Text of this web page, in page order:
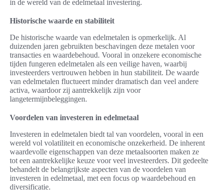
in de wereld van de edelmetaal investering.
Historische waarde en stabiliteit
De historische waarde van edelmetalen is opmerkelijk. Al
duizenden jaren gebruikten beschavingen deze metalen voor
transacties en waardebehoud. Vooral in onzekere economische
tijden fungeren edelmetalen als een veilige haven, waarbij
investeerders vertrouwen hebben in hun stabiliteit. De waarde
van edelmetalen fluctueert minder dramatisch dan veel andere
activa, waardoor zij aantrekkelijk zijn voor
langetermijnbeleggingen.
Voordelen van investeren in edelmetaal
Investeren in edelmetalen biedt tal van voordelen, vooral in een
wereld vol volatiliteit en economische onzekerheid. De inherent
waardevolle eigenschappen van deze metaalsoorten maken ze
tot een aantrekkelijke keuze voor veel investeerders. Dit gedeelte
behandelt de belangrijkste aspecten van de voordelen van
investeren in edelmetaal, met een focus op waardebehoud en
diversificatie.